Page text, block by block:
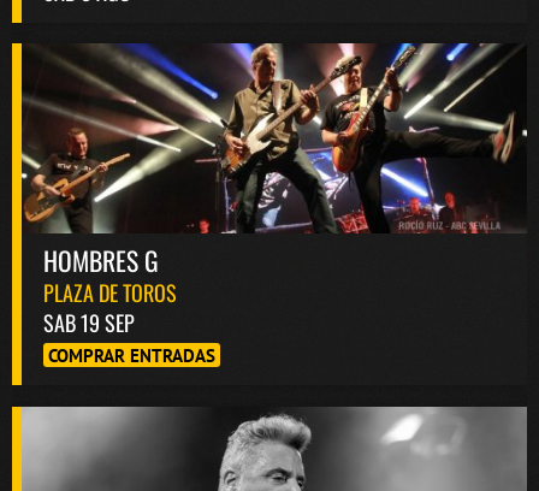
HOMBRES G
PLAZA DE TOROS
SAB 19 SEP
COMPRAR ENTRADAS